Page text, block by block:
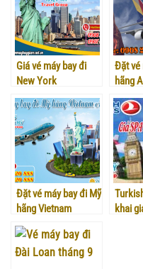
Giá vé máy bay đi
New York
Đặt vé
hãng
giá rẻ
Mỹ
Đặt vé máy bay đi Mỹ
hãng Vietnam
Airlines
khai